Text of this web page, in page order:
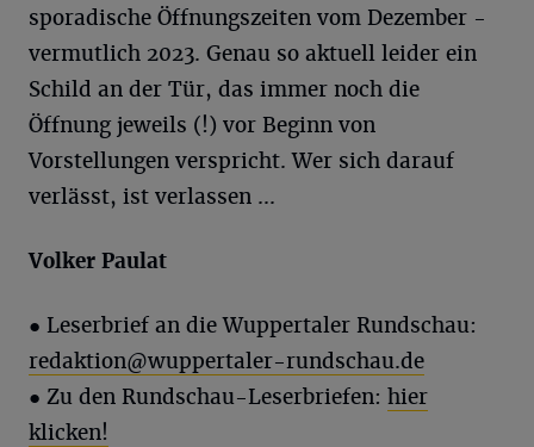
sporadische Öffnungszeiten vom Dezember -
vermutlich 2023. Genau so aktuell leider ein
Schild an der Tür, das immer noch die
Öffnung jeweils (!) vor Beginn von
Vorstellungen verspricht. Wer sich darauf
verlässt, ist verlassen ...
Volker Paulat
● Leserbrief an die Wuppertaler Rundschau:
redaktion@wuppertaler-rundschau.de
● Zu den Rundschau-Leserbriefen: hier
klicken!